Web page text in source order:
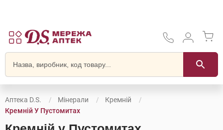
Аптека D.S. Мінерали
Кремній
Кремній У Пустомитах